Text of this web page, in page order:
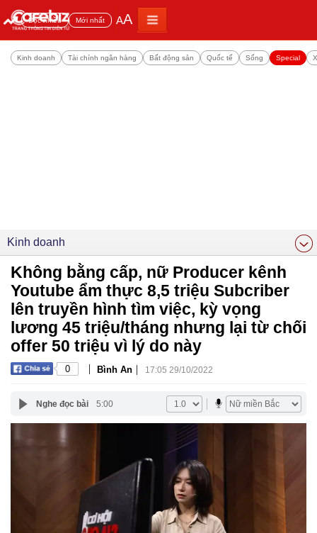
Đọc nhiều Mới nhất AA
Kinh doanh Tài chính ngân hàng Bất động sản Quốc tế Sống Special
Kinh doanh
Không bằng cấp, nữ Producer kênh
Youtube ẩm thực 8,5 triệu Subcriber
lên truyền hình tìm việc, kỳ vọng
lương 45 triệu/tháng nhưng lại từ chối
offer 50 triệu vì lý do này
0 | Bình An | 17:05 29/10/2022
Nghe đọc bài 5:00